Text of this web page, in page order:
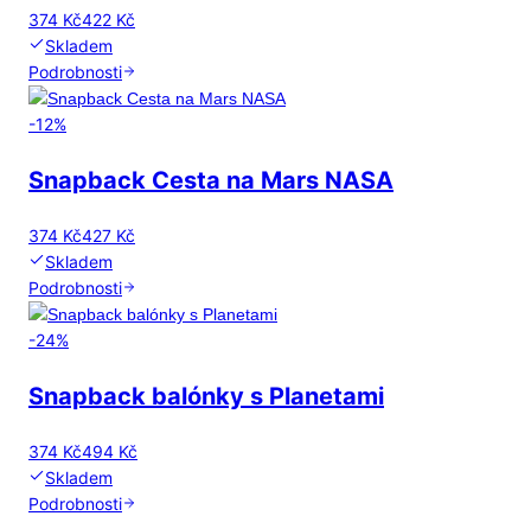
374 Kč422 Kč
Skladem
Podrobnosti
-12%
Snapback Cesta na Mars NASA
374 Kč427 Kč
Skladem
Podrobnosti
-24%
Snapback balónky s Planetami
374 Kč494 Kč
Skladem
Podrobnosti